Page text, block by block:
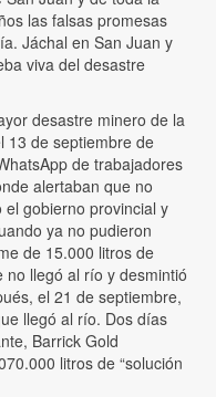
las falsas promesas
Jáchal en San Juan y
viva del desastre
desastre minero de la
13 de septiembre de
de trabajadores
alertaban que no
gobierno provincial y
ya no pudieron
de 15.000 litros de
llegó al río y desmintió
el 21 de septiembre,
llegó al río. Dos días
Barrick Gold
litros de “solución